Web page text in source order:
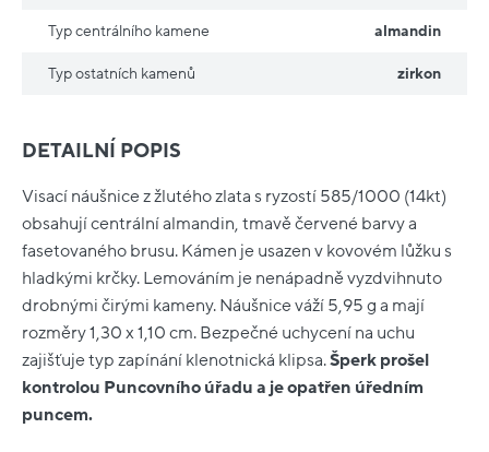
DETAILNÍ POPIS
Visací náušnice z žlutého zlata s ryzostí 585/1000 (14kt)
obsahují centrální almandin, tmavě červené barvy a
fasetovaného brusu. Kámen je usazen v kovovém lůžku s
hladkými krčky. Lemováním je nenápadně vyzdvihnuto
drobnými čirými kameny. Náušnice váží 5,95 g a mají
rozměry 1,30 x 1,10 cm. Bezpečné uchycení na uchu
zajišťuje typ zapínání klenotnická klipsa.Šperk prošel
kontrolou Puncovního úřadu a je opatřen úředním
puncem.
Typ centrálního kamene almandin
Typ ostatních kamenů zirkon